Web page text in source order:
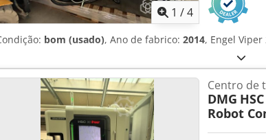
1 /4
bom (usado), Ano de fabrico: 2014, Engel
Centro de
DMG
Robot